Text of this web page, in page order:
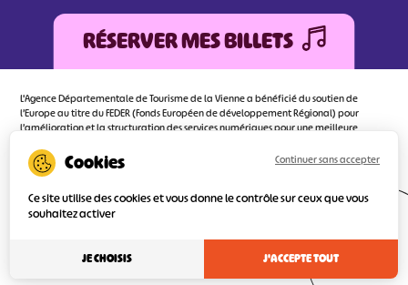
RÉSERVER MES BILLETS
L'Agence Départementale de Tourisme de la Vienne a bénéficié du soutien de
l’Europe au titre du FEDER (Fonds Européen de développement Régional) pour
l’amélioration et la structuration des services numériques pour une meilleure
d’orienter au mieux le visiteur.
Ce site utilise des cookies et vous donne le contrôle sur ceux que vous
souhaitez activer
J'ACCEPTE TOUT
Continuer sans accepter
JE CHOISIS